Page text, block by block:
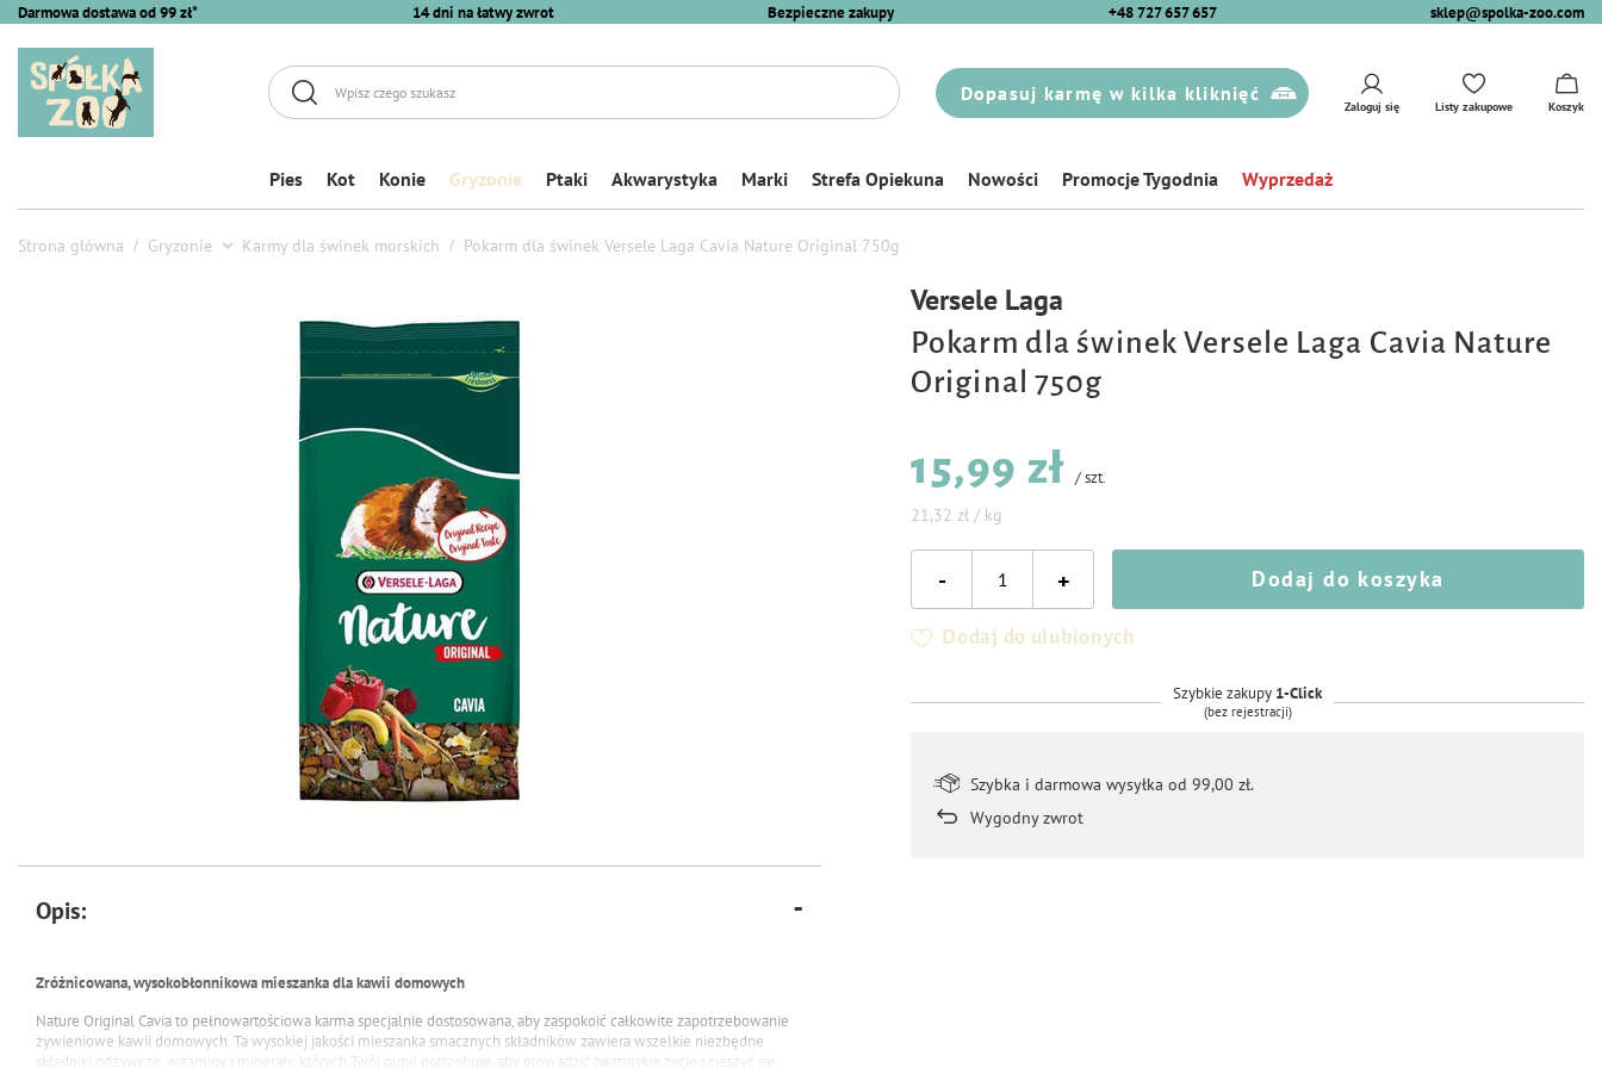
Darmowa dostawa od 99 zł* 14 dni na łatwy zwrot Bezpieczne zakupy +48 727 657 657 sklep@spolka-zoo.com
Dopasuj karmę w kilka kliknięć
Zaloguj się Listy zakupowe Koszyk
Pies Kot Konie Gryzonie Ptaki Akwarystyka Marki Strefa Opiekuna Nowości Promocje Tygodnia Wyprzedaż
Strona główna Gryzonie Karmy dla świnek morskich Pokarm dla świnek Versele Laga Cavia Nature Original 750g
Versele Laga
Pokarm dla świnek Versele Laga Cavia Nature
Original 750g
15,99 zł /szt.
21,32 zł / kg
- + Dodaj do koszyka
Dodaj do ulubionych
Szybkie zakupy 1-Click
(bez rejestracji)
Szybka i darmowa wysyłka od 99,00 zł.
Wygodny zwrot
Opis:
Zróżnicowana, wysokobłonnikowa mieszanka dla kawii domowych
Nature Original Cavia to pełnowartościowa karma specjalnie dostosowana, aby zaspokoić całkowite zapotrzebowanie
żywieniowe kawii domowych. Ta wysokiej jakości mieszanka smacznych składników zawiera wszelkie niezbędne
składniki odżywcze, witaminy i minerały, których Twój pupil potrzebuje, aby prowadzić beztroskie życie i cieszyć się